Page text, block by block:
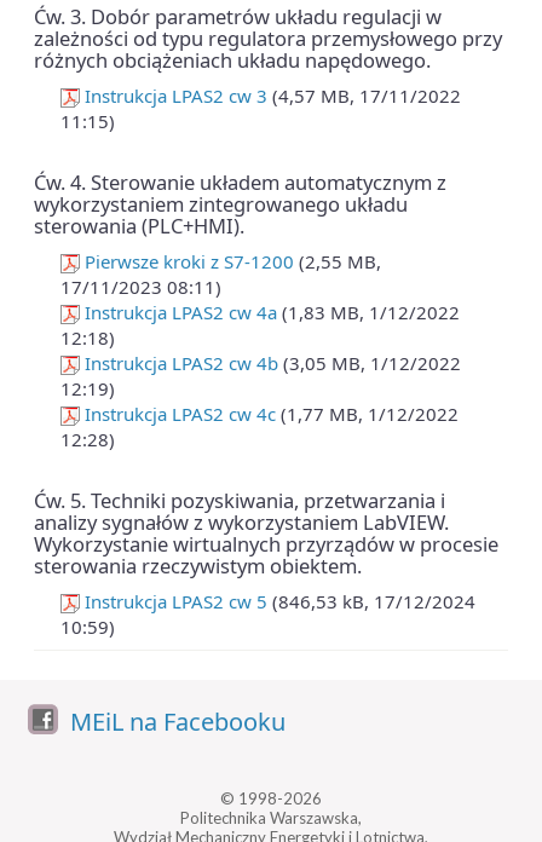
Ćw. 3. Dobór parametrów układu regulacji w
zależności od typu regulatora przemysłowego przy
różnych obciążeniach układu napędowego.
Instrukcja LPAS2 cw 3 (4,57 MB, 17/11/2022
11:15)
Ćw. 4. Sterowanie układem automatycznym z
wykorzystaniem zintegrowanego układu
sterowania (PLC+HMI).
Pierwsze kroki z S7-1200 (2,55 MB,
17/11/2023 08:11)
Instrukcja LPAS2 cw 4a (1,83 MB, 1/12/2022
12:18)
Instrukcja LPAS2 cw 4b (3,05 MB, 1/12/2022
12:19)
Instrukcja LPAS2 cw 4c (1,77 MB, 1/12/2022
12:28)
Ćw. 5. Techniki pozyskiwania, przetwarzania i
analizy sygnałów z wykorzystaniem LabVIEW.
Wykorzystanie wirtualnych przyrządów w procesie
sterowania rzeczywistym obiektem.
Instrukcja LPAS2 cw 5 (846,53 kB, 17/12/2024
10:59)
MEiL na Facebooku
© 1998-2026
Politechnika Warszawska,
Wydział Mechaniczny Energetyki i Lotnictwa,